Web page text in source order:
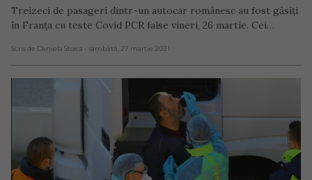
Treizeci de pasageri dintr-un autocar românesc au fost găsiți
în Franța cu teste Covid PCR false vineri, 26 martie. Cei…
Scris de Daniela Stoica - sâmbătă, 27 martie 2021